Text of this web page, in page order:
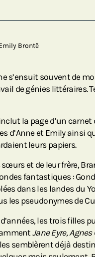
Brontë
s’ensuit souvent de
de génies littéraires.
la page d’un
d’Anne et Emily ainsi
leurs papiers.
sœurs et de leur frère,
fantastiques :
dans les landes du
les pseudonymes de
les trois filles
Jane Eyre, Agnes
semblèrent déjà